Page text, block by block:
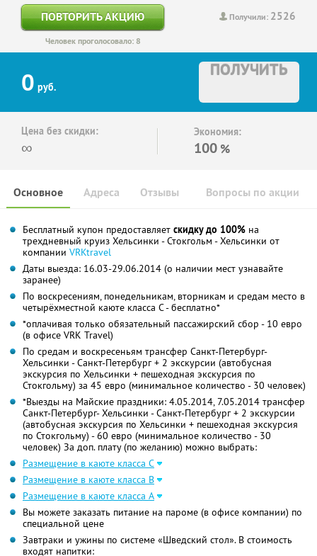
Получили: 2526
ПОВТОРИТЬ АКЦИЮ
Человек проголосовало: 8
0 руб.
ПОЛУЧИТЬ
Цена без скидки:
∞
Экономия:
100 %
Основное Отзывы Вопросы по акции
Адреса
Бесплатный купон предоставляет скидку до 100% на
трехдневный круиз Хельсинки - Стокгольм - Хельсинки от
компании VRKtravel
Даты выезда: 16.03-29.06.2014 (о наличии мест узнавайте
заранее)
По воскресениям, понедельникам, вторникам и средам место в
четырёхместной каюте класса С - бесплатно*
*оплачивая только обязательный пассажирский сбор - 10 евро
(в офисе VRK Travel)
По средам и воскресеньям трансфер Санкт-Петербург-
Хельсинки - Санкт-Петербург + 2 экскурсии (автобусная
экскурсия по Хельсинки + пешеходная экскурсия по
Стокгольму) за 45 евро (минимальное количество - 30 человек)
*Выезды на Майские праздники: 4.05.2014, 7.05.2014 трансфер
Санкт-Петербург- Хельсинки - Санкт-Петербург + 2 экскурсии
(автобусная экскурсия по Хельсинки + пешеходная экскурсия
по Стокгольму) - 60 евро (минимальное количество - 30
человек) За доп. плату (по желанию) можно выбрать:
Размещение в каюте класса С
Размещение в каюте класса B
Размещение в каюте класса А
Вы можете заказать питание на пароме (в офисе компании) по
специальной цене
Завтраки и ужины по системе «Шведский стол». В стоимость
входят напитки: